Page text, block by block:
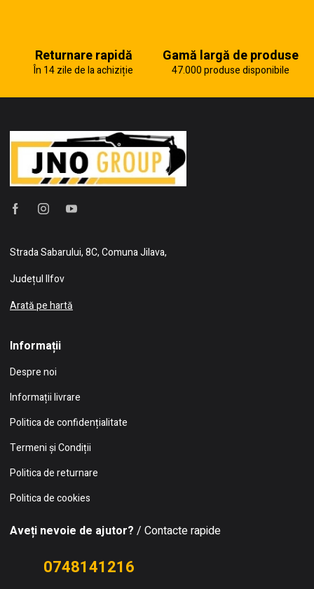
Returnare rapidă
În 14 zile de la achiziție
Gamă largă de produse
47.000 produse disponibile
Strada Sabarului, 8C, Comuna Jilava,
Județul Ilfov
Arată pe hartă
Informații
Despre noi
Informații livrare
Politica de confidențialitate
Termeni și Condiții
Politica de returnare
Politica de cookies
Aveți nevoie de ajutor? / Contacte rapide
0748141216